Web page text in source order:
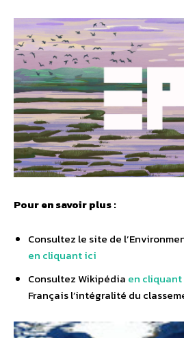
Pour en savoir plus :
Consultez le site de
en cliquant ici
Consultez Wikipédia en
Français l’intégralité du